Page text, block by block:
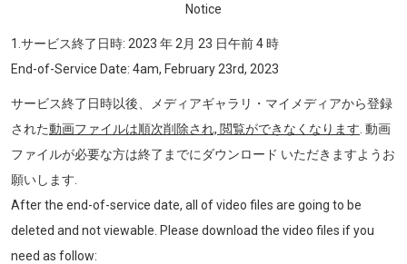
Notice
1.サービス終了日時: 2023 年 2月 23 日午前 4 時
End-of-Service Date: 4am, February 23rd, 2023
サービス終了日時以後、メディアギャラリ・マイメディアから登録
された動画ファイルは順次削除され, 閲覧ができなくなります . 動画
ファイルが必要な方は終了までにダウンロード いただきますようお
願いします.
After the end-of-service date, all of video files are going to be
deleted and not viewable. Please download the video files if you
need as follow: